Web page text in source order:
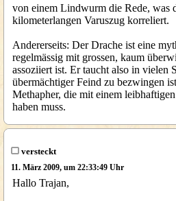
von einem Lindwurm die Rede, was
kilometerlangen Varuszug korreliert.
Andererseits: Der Drache ist eine
regelmässig mit grossen, kaum
assoziiert ist. Er taucht also in vielen
übermächtiger Feind zu bezwingen
Methapher, die mit einem
haben muss.
versteckt
11. März 2009, um 22:33:49 Uhr
Hallo Trajan,